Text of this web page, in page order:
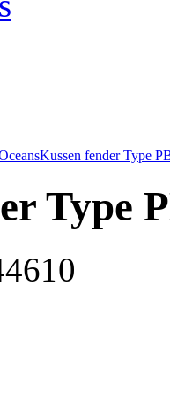
Kussen fender Type
Type